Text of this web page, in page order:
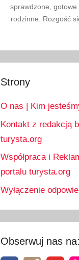
sprawdzone,
rodzinne. Rozgość
Strony
O nas | Kim
Kontakt z redakcją
turysta.org
Współpraca i
portalu turysta.org
Wyłączenie
Obserwuj nas na: